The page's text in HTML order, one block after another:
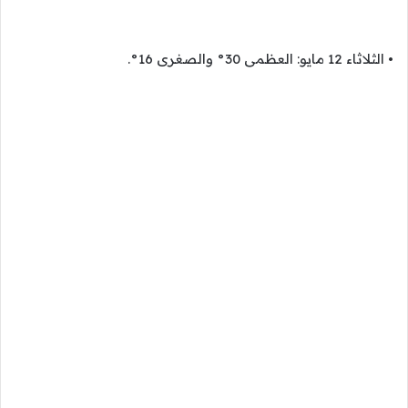
• الثلاثاء 12 مايو: العظمى 30° والصغرى 16°.